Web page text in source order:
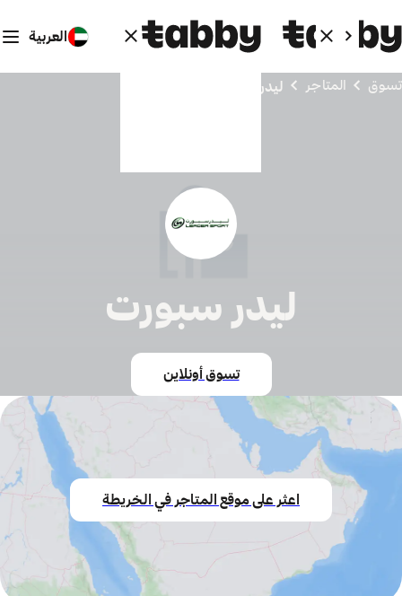
العربية
تسوق المتاجر ليدر سبورت
ليدر سبورت
تسوق أونلاين
اعثر على موقع المتاجر في الخريطة